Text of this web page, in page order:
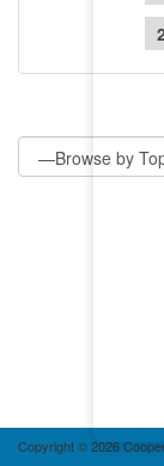
Copyright © 2026